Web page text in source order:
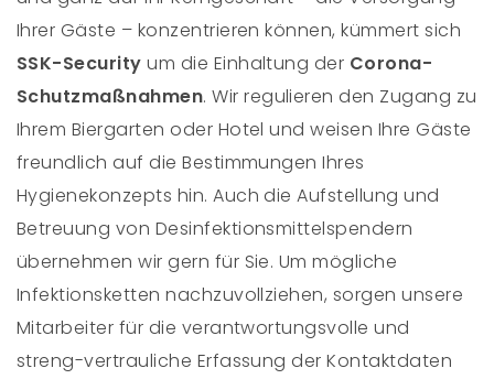
Ihrer Gäste – konzentrieren können, kümmert sich
SSK-Security um die Einhaltung der Corona-
Schutzmaßnahmen. Wir regulieren den Zugang zu
Ihrem Biergarten oder Hotel und weisen Ihre Gäste
freundlich auf die Bestimmungen Ihres
Hygienekonzepts hin. Auch die Aufstellung und
Betreuung von Desinfektionsmittelspendern
übernehmen wir gern für Sie. Um mögliche
Infektionsketten nachzuvollziehen, sorgen unsere
Mitarbeiter für die verantwortungsvolle und
streng-vertrauliche Erfassung der Kontaktdaten